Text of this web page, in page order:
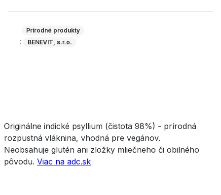
Prírodné produkty
: BENEVIT, s.r.o.
Originálne indické psyllium (čistota 98%) - prírodná
rozpustná vláknina, vhodná pre vegánov.
Neobsahuje glutén ani zložky mliečneho či obilného
pôvodu. Viac na adc.sk